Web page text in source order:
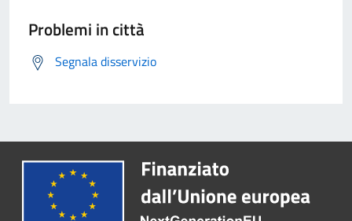
Problemi in città
Segnala disservizio